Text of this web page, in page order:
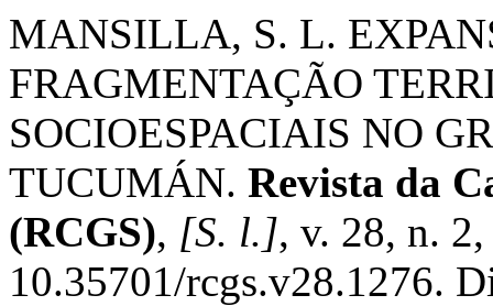
MANSILLA, S. L.
FRAGMENTAÇÃO
SOCIOESPACIAIS NO
TUCUMÁN. Revista da
(RCGS), [S. l.], v. 28, n.
10.35701/rcgs.v28.1276.